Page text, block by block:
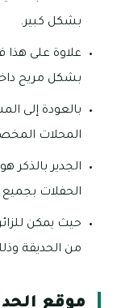
بشكل كبير.
علاوة على هذا
بشكل مريح
بالعودة إلى
المحلات
الجدير بالذكر
الحفلات بجميع
حيث يمكن
من الحديقة
موقع